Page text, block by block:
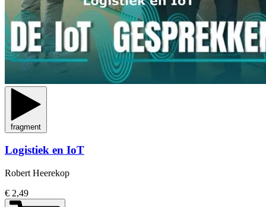
fragment
Logistiek en IoT
Robert Heerekop
€ 2,49